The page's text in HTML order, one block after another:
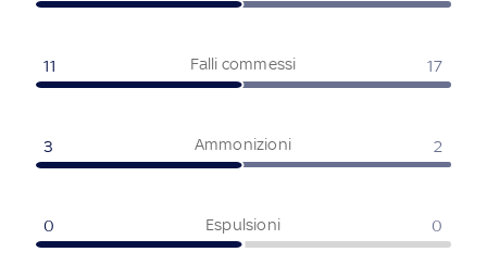
Falli commessi
11 17
Ammonizioni
3 2
Espulsioni
0 0